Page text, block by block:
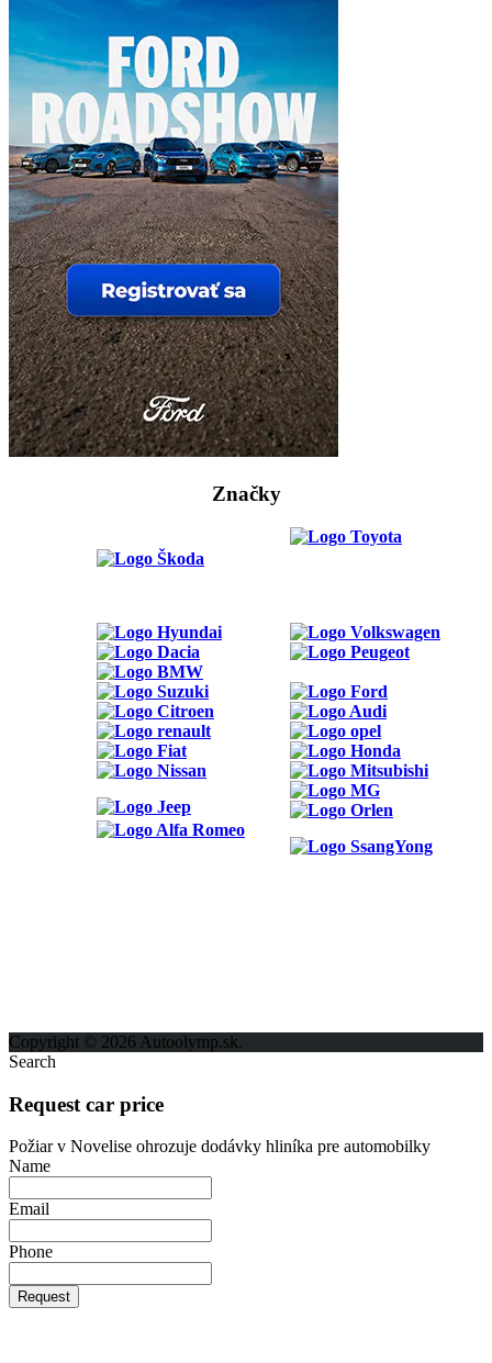
Značky
Copyright © 2026 Autoolymp.sk.
Search
Request car price
Požiar v Novelise ohrozuje dodávky hliníka pre automobilky
Name
Email
Phone
Request